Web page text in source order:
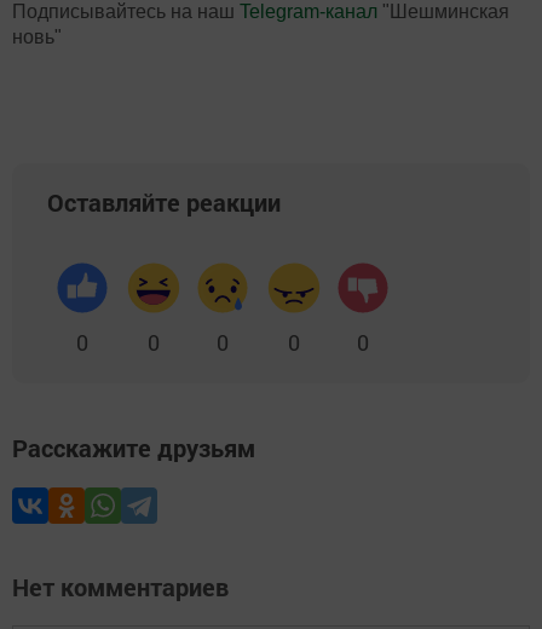
Подписывайтесь на наш Telegram-канал "Шешминская
новь"
Оставляйте реакции
0 0 0 0 0
Расскажите друзьям
Нет комментариев